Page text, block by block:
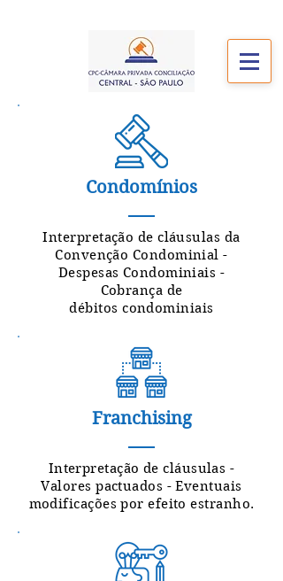
Franchising
Interpretação de cláusulas -
Valores pactuados - Eventuais
modificações por efeito estranho.
Condomínios
Interpretação de cláusulas da
Convenção Condominial -
Despesas Condominiais -
Cobrança de
débitoscondominiais